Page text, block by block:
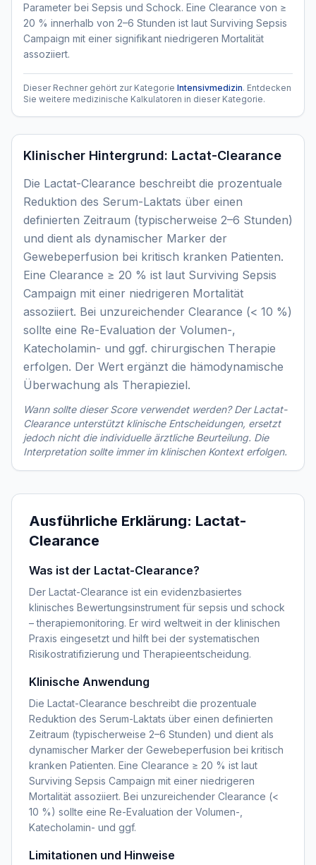
Parameter bei Sepsis und Schock. Eine Clearance von ≥
20 % innerhalb von 2–6 Stunden ist laut Surviving Sepsis
Campaign mit einer signifikant niedrigeren Mortalität
assoziiert.
Dieser Rechner gehört zur Kategorie Intensivmedizin. Entdecken
Sie weitere medizinische Kalkulatoren in dieser Kategorie.
Klinischer Hintergrund: Lactat-Clearance
Die Lactat-Clearance beschreibt die prozentuale
Reduktion des Serum-Laktats über einen
definierten Zeitraum (typischerweise 2–6 Stunden)
und dient als dynamischer Marker der
Gewebeperfusion bei kritisch kranken Patienten.
Eine Clearance ≥ 20 % ist laut Surviving Sepsis
Campaign mit einer niedrigeren Mortalität
assoziiert. Bei unzureichender Clearance (< 10 %)
sollte eine Re-Evaluation der Volumen-,
Katecholamin- und ggf. chirurgischen Therapie
erfolgen. Der Wert ergänzt die hämodynamische
Überwachung als Therapieziel.
Wann sollte dieser Score verwendet werden? DerLactat-
Clearanceunterstützt klinische Entscheidungen, ersetzt
jedoch nicht die individuelle ärztliche Beurteilung. Die
Interpretation sollte immer im klinischen Kontext erfolgen.
Ausführliche Erklärung: Lactat-
Clearance
Was ist der Lactat-Clearance?
Der Lactat-Clearance ist ein evidenzbasiertes
klinisches Bewertungsinstrument für sepsis und schock
– therapiemonitoring. Er wird weltweit in der klinischen
Praxis eingesetzt und hilft bei der systematischen
Risikostratifizierung und Therapieentscheidung.
Klinische Anwendung
Die Lactat-Clearance beschreibt die prozentuale
Reduktion des Serum-Laktats über einen definierten
Zeitraum (typischerweise 2–6 Stunden) und dient als
dynamischer Marker der Gewebeperfusion bei kritisch
kranken Patienten. Eine Clearance ≥ 20 % ist laut
Surviving Sepsis Campaign mit einer niedrigeren
Mortalität assoziiert. Bei unzureichender Clearance (<
10 %) sollte eine Re-Evaluation der Volumen-,
Katecholamin- und ggf.
Limitationen und Hinweise